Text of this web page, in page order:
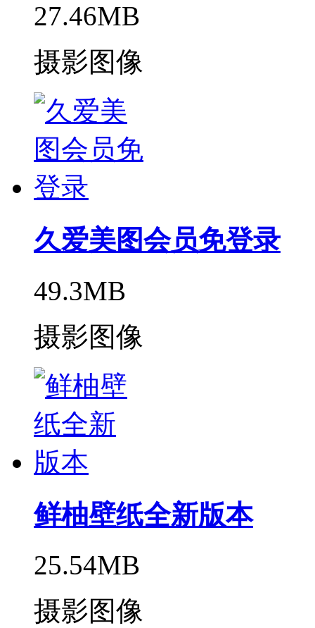
27.46MB
摄影图像
久爱美图会员免登录
49.3MB
摄影图像
鲜柚壁纸全新版本
25.54MB
摄影图像